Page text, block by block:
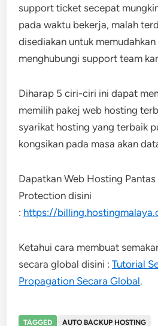
support ticket secepat
pada waktu bekerja, malah
disediakan untuk
menghubungi support team
Diharap 5 ciri-ciri ini dapat
memilih pakej web hosting
syarikat hosting yang terbaik
kongsikan pada masa akan
Dapatkan Web Hosting
Protection disini
: https://
Ketahui cara membuat
secara global disini :Tutorial
Propagation Secara Global.
TAGGED AUTO BACKUP HOSTING